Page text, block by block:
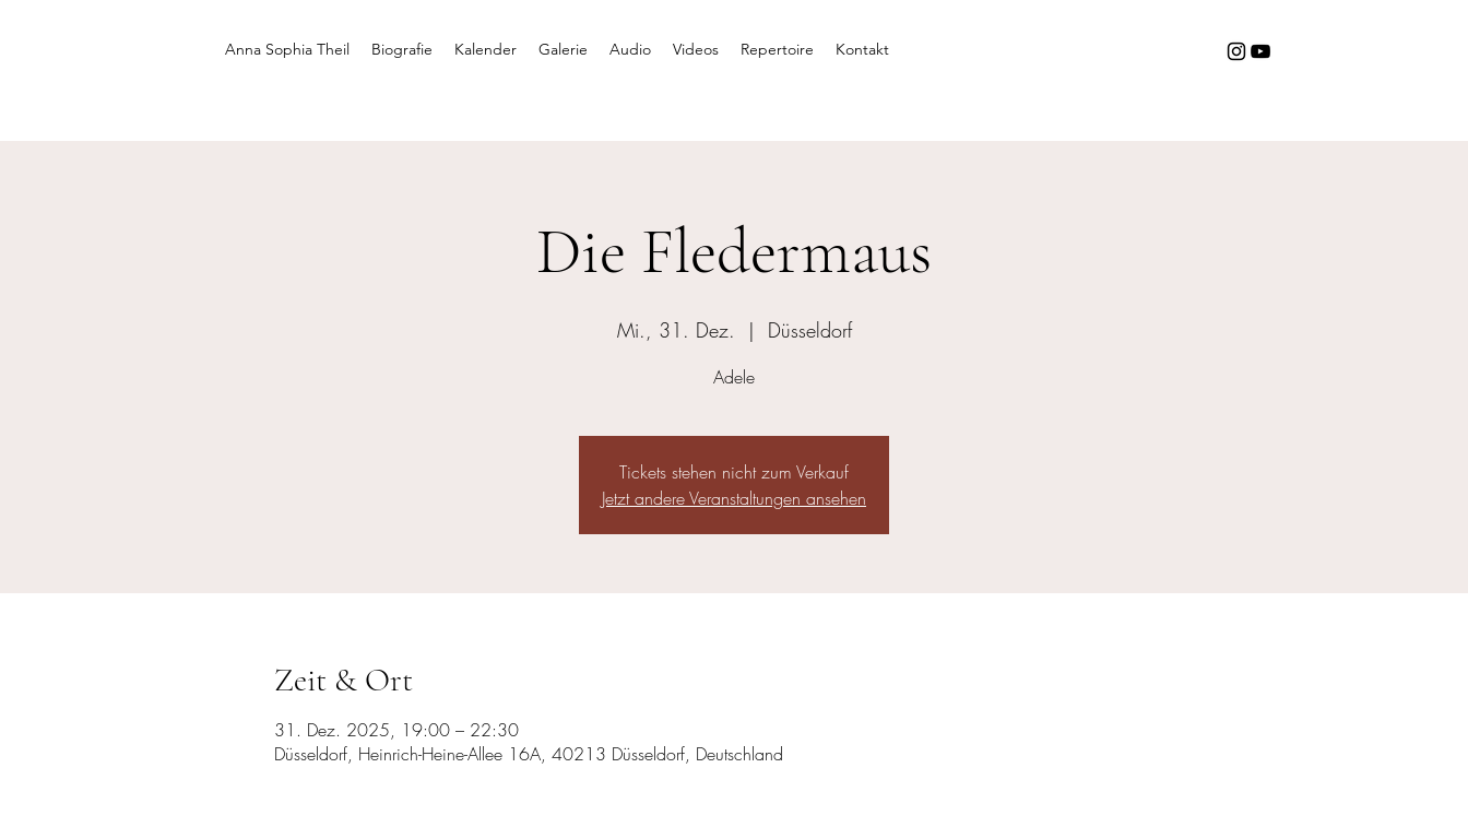
Anna Sophia Theil Biografie Kalender Galerie Audio Videos Repertoire Kontakt
Die Fledermaus
Mi., 31. Dez.
  |
Düsseldorf
Adele
Tickets stehen nicht zum Verkauf
Jetzt andere Veranstaltungen ansehen
Zeit & Ort
31. Dez. 2025, 19:00 – 22:30
Düsseldorf, Heinrich-Heine-Allee 16A, 40213 Düsseldorf, Deutschland